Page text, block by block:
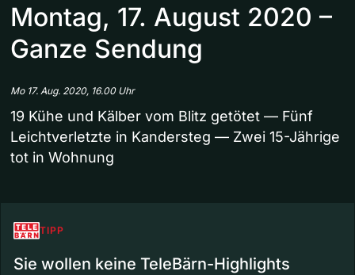
Montag, 17. August 2020 –
Ganze Sendung
Mo 17. Aug. 2020, 16.00 Uhr
19 Kühe und Kälber vom Blitz getötet — Fünf
Leichtverletzte in Kandersteg — Zwei 15-Jährige
tot in Wohnung
TIPP
Sie wollen keine TeleBärn-Highlights